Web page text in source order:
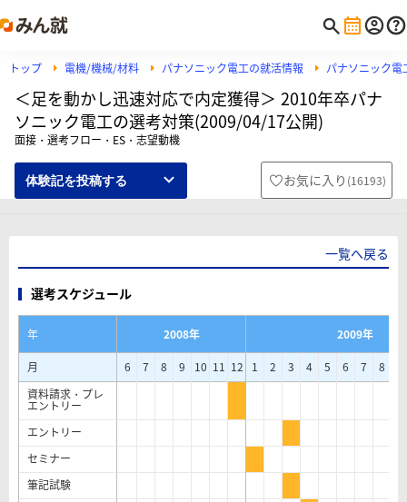
トップ 電機/機械/材料 パナソニック電工の就活情報 パナソニック
＜足を動かし迅速対応で内定獲得＞ 2010年卒パナ
ソニック電工の選考対策(2009/04/17公開)
面接・選考フロー・ES・志望動機
体験記を投稿する お気に入り (16193)
一覧へ戻る
選考スケジュール
年 2008年
2009年
月
6 7 8 9 10 11 12 1 2 3 4 5 6 7 8
資料請求・プレ
エントリー
エントリー
セミナー
筆記試験